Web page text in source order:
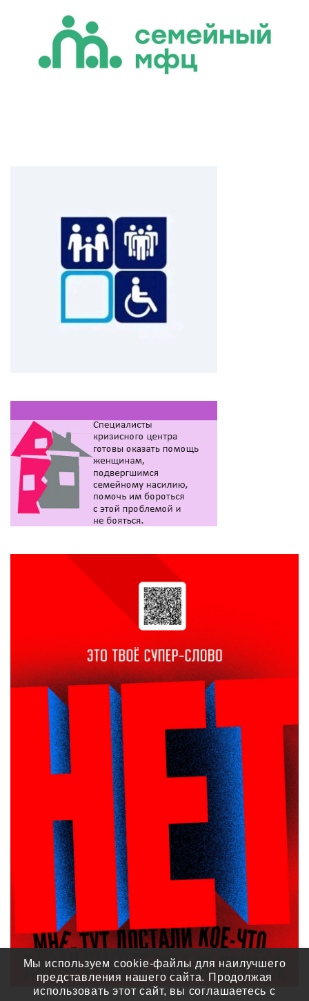
Мы используем cookie-файлы для наилучшего
представления нашего сайта. Продолжая
использовать этот сайт, вы соглашаетесь с